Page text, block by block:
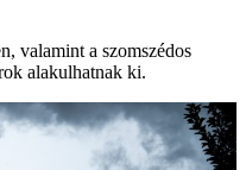
valamint a szomszédos
alakulhatnak ki.